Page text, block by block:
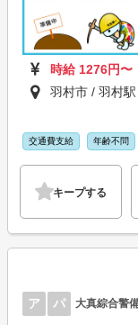
時給 1276円〜
羽村市 / 羽村
交通費支給 年齢不問
キープする
ア パ 大真綜合警